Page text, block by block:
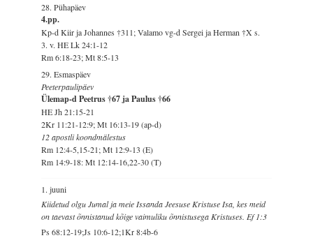
28. Pühapäev
4.pp.
Kp-d Kiir ja Johannes †311; Valamo vg-d Sergei ja Herman †X s.
3. v. HE Lk 24:1-12
Rm 6:18-23; Mt 8:5-13
29. Esmaspäev
Peeterpaulipäev
Ülemap-d Peetrus †67 ja Paulus †66
HE Jh 21:15-21
2Kr 11:21-12:9; Mt 16:13-19 (ap-d)
12 apostli koondmälestus
Rm 12:4-5,15-21; Mt 12:9-13 (E)
Rm 14:9-18: Mt 12:14-16,22-30 (T)
1. juuni
Kiidetud olgu Jumal ja meie Issanda Jeesuse Kristuse Isa, kes meid
on taevast õnnistanud kõige vaimuliku õnnistusega Kristuses. Ef 1:3
Ps 68:12-19;Js 10:6-12;1Kr 8:4b-6